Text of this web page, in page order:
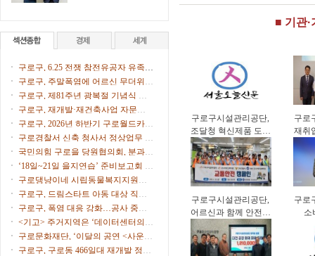
구로구, 6.25 전쟁 참전유공자 유족에
화랑무공훈장 전수
구로구, 주말폭염에 어르신 무더위쉼
터 47개소 문 연다
구로구, 제81주년 광복절 기념식 개
최
구로구, 재개발·재건축사업 자문단 1
차 회의 개최
구로구, 2026년 하반기 구로월드카페
톡톡(Talk Talk) 수강생 모집
구로경찰서 신축 청사서 정상업무 개
시
국민의힘 구로을 당원협의회, 분과위
원장∙협의회장 임명
‘18일~21일 을지연습’ 준비보고회 개
최
구로댕냥이네 시립동물복지지원센
터 ‘길고양이 사진 공모전’
구로구, 드림스타트 아동 대상 직업
체험 프로그램 운영
구로구, 폭염 대응 강화…공사 중단·
행사 일정 조정
<기고> 주거지역은 ‘데이터센터의
부지’가 아니다
구로문화재단, ‘이달의 공연 <사운드
트립>’ 9월 공연 개최
구로구, 구로동 466일대 재개발 정비
■ 기관
구로구시설관리공단,
조달청 혁신제품 도입
으로 공영주차장 화재
대응력 강화
구로
재취
업컨
구로구시설관리공단,
어르신과 함께 안전한
보행문화 확산
구로
소
중